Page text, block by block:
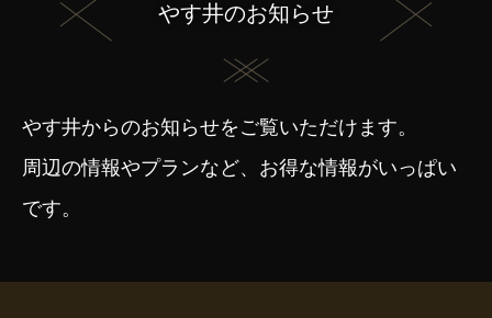
やす井のお知らせ
やす井からのお知らせをご覧いただけます。
周辺の情報やプランなど、お得な情報がいっぱい
です。